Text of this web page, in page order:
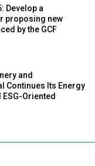
Develop a
proposing new
by the GCF
and
Continues Its Energy
ESG-Oriented